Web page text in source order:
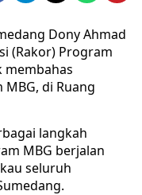
Dony Ahmad
(Rakor) Program
membahas
di Ruang
langkah
MBG berjalan
seluruh